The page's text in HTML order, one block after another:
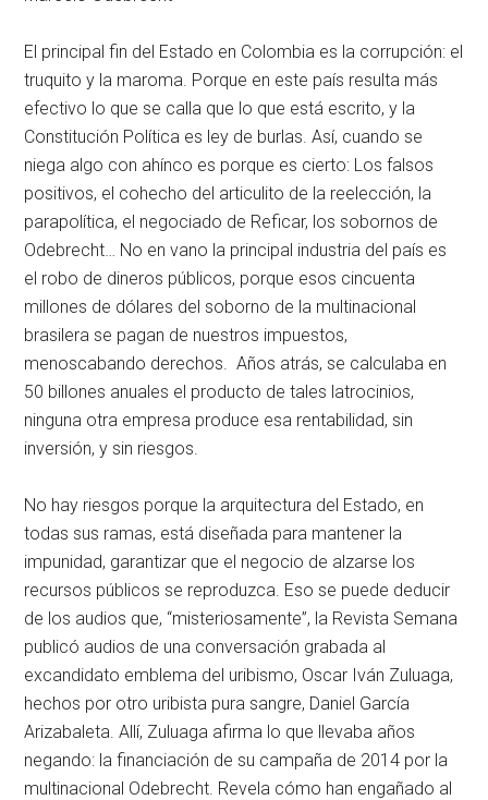
El principal fin del Estado en Colombia es la corrupción: el
truquito y la maroma. Porque en este país resulta más
efectivo lo que se calla que lo que está escrito, y la
Constitución Política es ley de burlas. Así, cuando se
niega algo con ahínco es porque es cierto: Los falsos
positivos, el cohecho del articulito de la reelección, la
parapolítica, el negociado de Reficar, los sobornos de
Odebrecht… No en vano la principal industria del país es
el robo de dineros públicos, porque esos cincuenta
millones de dólares del soborno de la multinacional
brasilera se pagan de nuestros impuestos,
menoscabando derechos. Años atrás, se calculaba en
50 billones anuales el producto de tales latrocinios,
ninguna otra empresa produce esa rentabilidad, sin
inversión, y sin riesgos.
No hay riesgos porque la arquitectura del Estado, en
todas sus ramas, está diseñada para mantener la
impunidad, garantizar que el negocio de alzarse los
recursos públicos se reproduzca. Eso se puede deducir
de los audios que, “misteriosamente”, la Revista Semana
publicó audios de una conversación grabada al
excandidato emblema del uribismo, Oscar Iván Zuluaga,
hechos por otro uribista pura sangre, Daniel García
Arizabaleta. Allí, Zuluaga afirma lo que llevaba años
negando: la financiación de su campaña de 2014 por la
multinacional Odebrecht. Revela cómo han engañado al